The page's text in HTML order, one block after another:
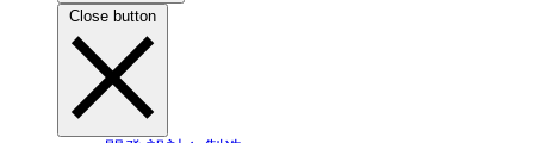
Close button